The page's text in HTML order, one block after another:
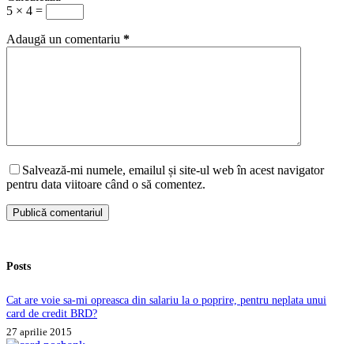
5 × 4 =
Adaugă un comentariu *
Salvează-mi numele, emailul și site-ul web în acest navigator
pentru data viitoare când o să comentez.
Publică comentariul
Posts
Cat are voie sa-mi opreasca din salariu la o poprire, pentru neplata unui
card de credit BRD?
27 aprilie 2015